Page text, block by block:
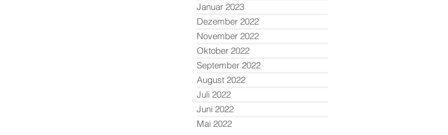
Januar 2023
Dezember 2022
November 2022
Oktober 2022
September 2022
August 2022
Juli 2022
Juni 2022
Mai 2022